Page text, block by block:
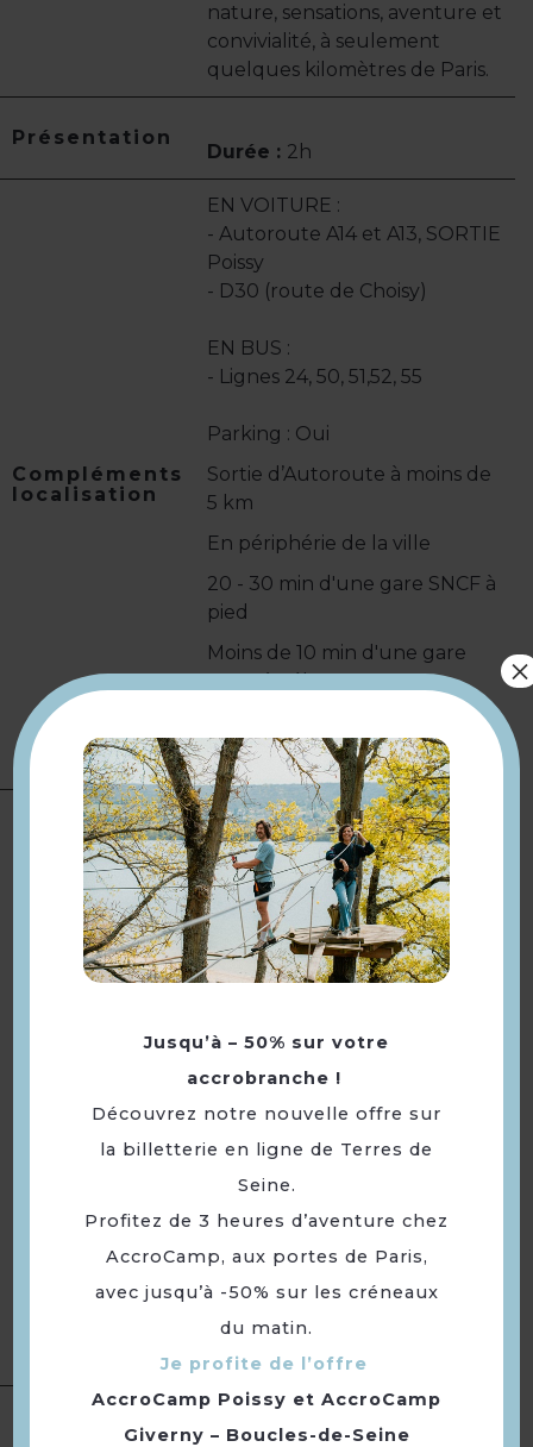
nature, sensations, aventure et
convivialité, à seulement
quelques kilomètres de Paris.
Présentation
Durée : 2h
Compléments
localisation
EN VOITURE :
- Autoroute A14 et A13, SORTIE
Poissy
- D30 (route de Choisy)
EN BUS :
- Lignes 24, 50, 51,52, 55
Parking : Oui
Sortie d’Autoroute à moins de
5 km
En périphérie de la ville
20 - 30 min d'une gare SNCF à
pied
Moins de 10 min d'une gare
Moins de 10 min d’un arrêt de
bus à pied
PASS BAMBIN à partir d'1m
(Accès parcours 1 + filets) : 11€
PASS VERT à partir d'1m20
(Accès parcours 1+2+filets) : 16€
PASS PARC à partir de 1m30
(Accès parcours 1+2+3+4) : 20€
Réduction de 50% le matin de
Complément :PASS BAMBIN
à partir d'1m (Accès parcours 1
+ filets) : 11€ PASS VERT à partir
1+2+filets) : 16€ PASS PARC à
partir de 1m30 (Accès parcours
1+2+3+4) : 20€ Réduction de
50% le matin de 11h à 13h
Modes de paiement :
bancaire/crédit · Chèque ·
Chèque-Vacances Classic ·
Espèces
Du 01/07 au 31/08/2026 le
Jusqu’à – 50% sur votre
accrobranche !
Découvrez notre nouvelle offre sur
la billetterie en ligne de Terres de
Seine.
Profitez de 3 heures d’aventure chez
AccroCamp, aux portes de Paris,
avec jusqu’à -50% sur les créneaux
du matin.
Je profite de l’offre
AccroCamp Poissy et AccroCamp
Giverny – Boucles-de-Seine
×